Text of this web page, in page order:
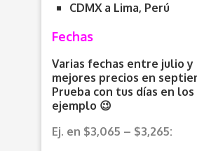
CDMX a Lima, Perú
Fechas
Varias fechas entre julio y
mejores precios en
Prueba con tus días en
ejemplo 😉
Ej. en $3,065 – $3,265: